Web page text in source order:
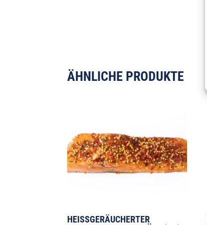
ÄHNLICHE PRODUKTE
HEISSGERÄUCHERTER S